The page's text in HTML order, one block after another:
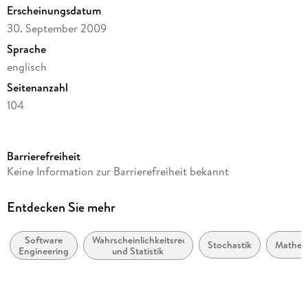
Erscheinungsdatum
30. September 2009
Sprache
englisch
Seitenanzahl
104
Reihe
Autor/Autorin
Verlag/Hersteller
Vieweg+Teubner Verlag
Barrierefreiheit
Keine Information zur Barrierefreiheit bekannt
Entdecken Sie mehr
Software
Engineering
Wahrscheinlichkeitsrechnung
und Statistik
Stochastik